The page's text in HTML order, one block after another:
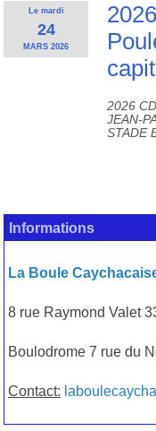
Le mardi
24
MARS 2026
2026
JEAN-
STADE
Informations
La Boule
8 rue Raymond Valet
Boulodrome 7 rue du
Contact: